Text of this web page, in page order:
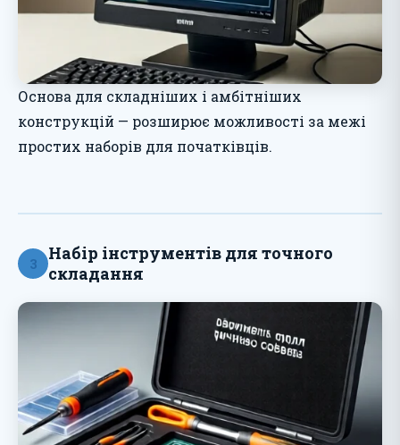
Основа для складніших і амбітніших
конструкцій — розширює можливості за межі
простих наборів для початківців.
3
Набір інструментів для точного
складання